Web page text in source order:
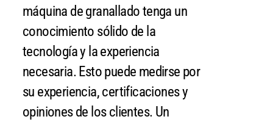
máquina de granallado tenga un
conocimiento sólido de la
tecnología y la experiencia
necesaria. Esto puede medirse por
su experiencia, certificaciones y
opiniones de los clientes. Un